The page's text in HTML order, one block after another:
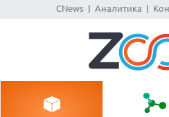
CNews| Аналитика